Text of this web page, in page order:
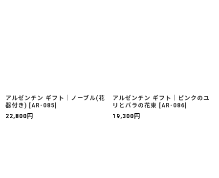
アルゼンチン ギフト｜ノーブル(花
器付き) [AR-085]
22,800 円
アルゼンチン ギフト｜ピンクのユ
リとバラの花束 [AR-086]
19,300 円